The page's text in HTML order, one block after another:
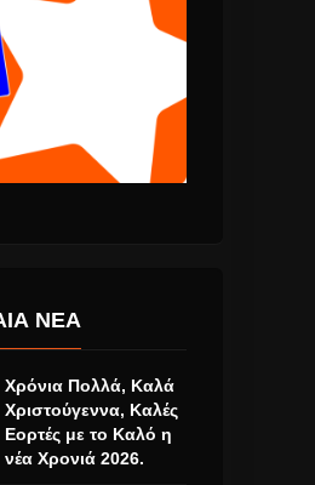
ΝΕΑ
Χρόνια Πολλά, Καλά
Χριστούγεννα, Καλές
Εορτές με το Καλό η
νέα Χρονιά 2026.